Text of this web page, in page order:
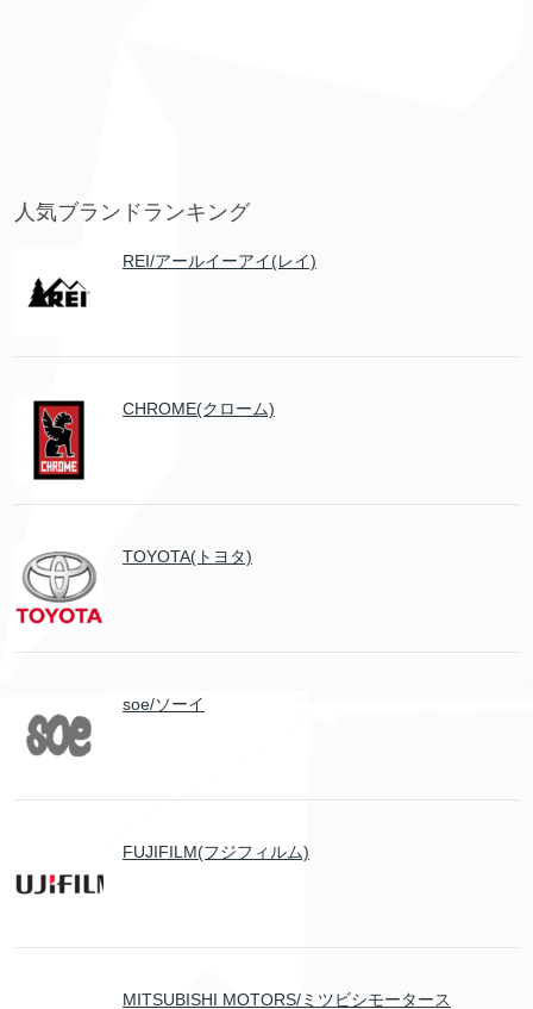
人気ブランドランキング
REI/アールイーアイ(レイ)
CHROME(クローム)
TOYOTA(トヨタ)
soe/ソーイ
FUJIFILM(フジフィルム)
MITSUBISHI MOTORS/ミツビシモータース